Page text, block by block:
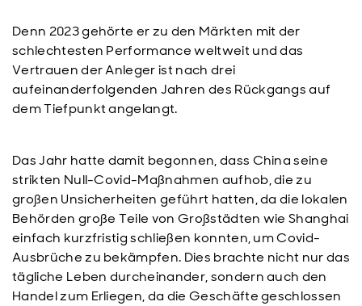
Denn 2023 gehörte er zu den Märkten mit der
schlechtesten Performance weltweit und das
Vertrauen der Anleger ist nach drei
aufeinanderfolgenden Jahren des Rückgangs auf
dem Tiefpunkt angelangt.
Das Jahr hatte damit begonnen, dass China seine
strikten Null-Covid-Maßnahmen aufhob, die zu
großen Unsicherheiten geführt hatten, da die lokalen
Behörden große Teile von Großstädten wie Shanghai
einfach kurzfristig schließen konnten, um Covid-
Ausbrüche zu bekämpfen. Dies brachte nicht nur das
tägliche Leben durcheinander, sondern auch den
Handel zum Erliegen, da die Geschäfte geschlossen